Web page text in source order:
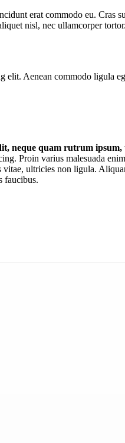
erat commodo eu.
nisl, nec ullamcorper
Aenean commodo ligula
neque quam rutrum
Proin varius malesuada
ultricies non ligula.
faucibus.